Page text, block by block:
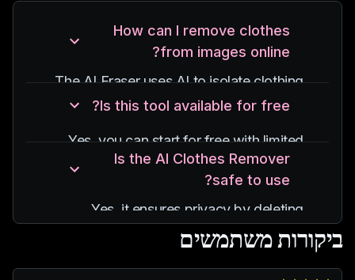
How can I remove clothes
from images online?
The AI Eraser uses AI to isolate clothing
overlays from backgrounds, creating
Is this tool available for free?
Yes, you can start for free with limited
features, with additional options on
premium plans.
Is the AI Clothes Remover
safe to use?
Yes, it ensures privacy by deleting
processed images within 24 hours.
ביקורות משתמשים